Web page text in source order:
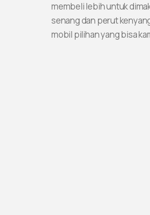
membeli lebih untuk
senang dan perut
mobil pilihan yang bisa